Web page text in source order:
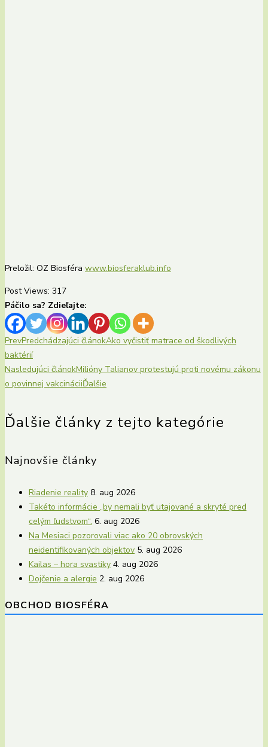
Preložil: OZ Biosféra www.biosferaklub.info
Post Views: 317
Páčilo sa? Zdieľajte:
PrevPredchádzajúci článokAko vyčistiť matrace od škodlivých
baktérií
Nasledujúci článokMilióny Talianov protestujú proti novému zákonu
o povinnej vakcináciiĎalšie
Ďalšie články z tejto kategórie
Najnovšie články
Riadenie reality 8. aug 2026
Takéto informácie „by nemali byť utajované a skryté pred
celým ľudstvom“. 6. aug 2026
Na Mesiaci pozorovali viac ako 20 obrovských
neidentifikovaných objektov 5. aug 2026
Kailas – hora svastiky 4. aug 2026
Dojčenie a alergie 2. aug 2026
OBCHOD BIOSFÉRA